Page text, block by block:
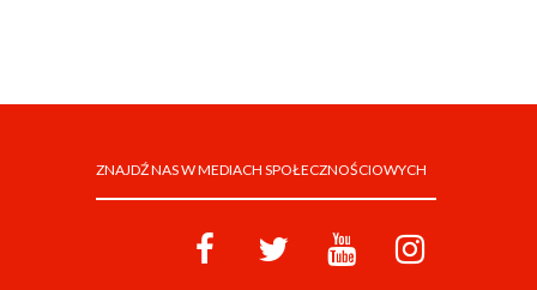
ZNAJDŹ NAS W MEDIACH SPOŁECZNOŚCIOWYCH